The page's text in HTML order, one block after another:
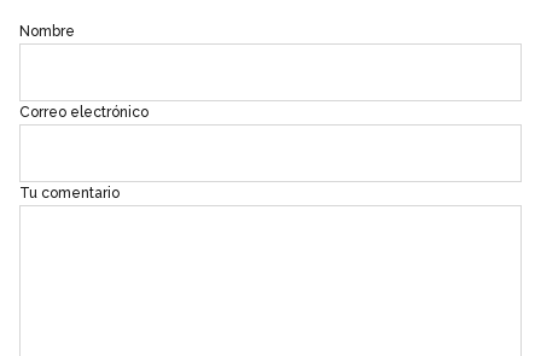
Nombre
Correo electrónico
Tu comentario